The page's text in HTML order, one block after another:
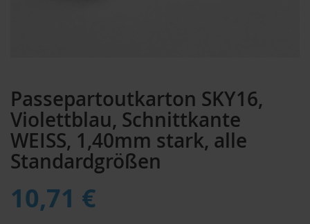
Passepartoutkarton SKY16,
Violettblau, Schnittkante
WEISS, 1,40mm stark, alle
Standardgrößen
10,71 €
der
Bildergalerie
springen